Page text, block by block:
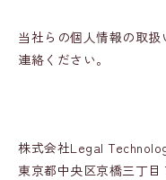
当社らの個人情報の取
連絡ください。
株式会社Legal
東京都中央区京橋三丁